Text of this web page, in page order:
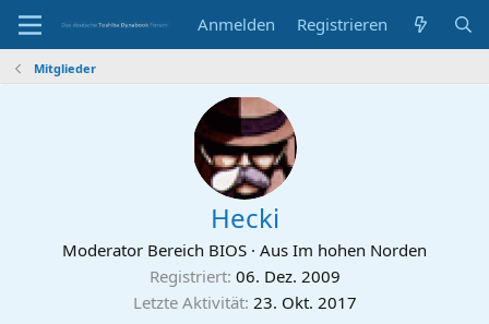
Anmelden Registrieren
Mitglieder
Hecki
Moderator Bereich BIOS · Aus Im hohen Norden
Registriert 06. Dez. 2009
Letzte Aktivität 23. Okt. 2017